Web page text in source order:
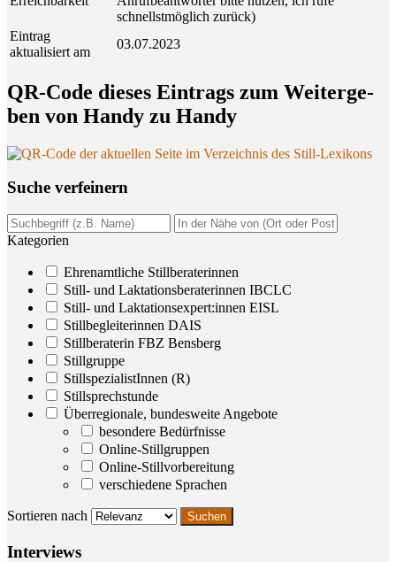
schnellstmöglich zurück)
Eintrag
aktualisiert am
03.07.2023
QR-Code die­ses Ein­trags zum Wei­ter­ge­
ben von Han­dy zu Handy
Suche ver­fei­nern
Kategorien
Ehrenamtliche Stillberaterinnen
Still- und Laktationsberaterinnen IBCLC
Still- und Laktationsexpert:innen EISL
Stillbegleiterinnen DAIS
Stillberaterin FBZ Bensberg
Stillgruppe
StillspezialistInnen (R)
Stillsprechstunde
Überregionale, bundesweite Angebote
besondere Bedürfnisse
Online-Stillgruppen
Online-Stillvorbereitung
verschiedene Sprachen
Sortieren nach
Inter­views